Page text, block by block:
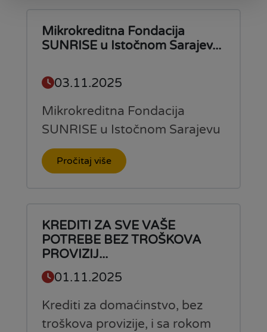
Mikrokreditna Fondacija
SUNRISE u Istočnom Sarajev...
03.11.2025
Mikrokreditna Fondacija
SUNRISE u Istočnom Sarajevu
Pročitaj više
KREDITI ZA SVE VAŠE
POTREBE BEZ TROŠKOVA
PROVIZIJ...
01.11.2025
Krediti za domaćinstvo, bez
troškova provizije, i sa rokom